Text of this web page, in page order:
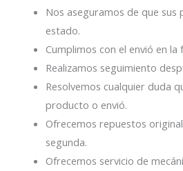
Nos aseguramos de que sus
estado.
Cumplimos con el envió en la
Realizamos seguimiento
Resolvemos cualquier duda
producto o envió.
Ofrecemos repuestos
segunda.
Ofrecemos servicio de